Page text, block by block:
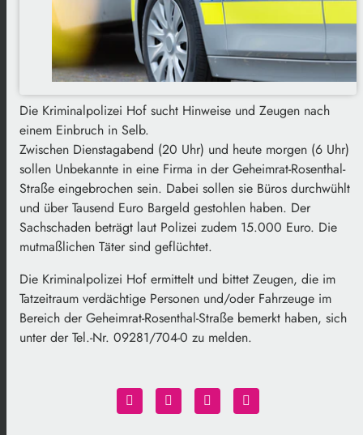
Die Kriminalpolizei Hof sucht Hinweise und Zeugen nach
einem Einbruch in Selb.
Zwischen Dienstagabend (20 Uhr) und heute morgen (6 Uhr)
sollen Unbekannte in eine Firma in der Geheimrat-Rosenthal-
Straße eingebrochen sein. Dabei sollen sie Büros durchwühlt
und über Tausend Euro Bargeld gestohlen haben. Der
Sachschaden beträgt laut Polizei zudem 15.000 Euro. Die
mutmaßlichen Täter sind geflüchtet.
Die Kriminalpolizei Hof ermittelt und bittet Zeugen, die im
Tatzeitraum verdächtige Personen und/oder Fahrzeuge im
Bereich der Geheimrat-Rosenthal-Straße bemerkt haben, sich
unter der Tel.-Nr. 09281/704-0 zu melden.